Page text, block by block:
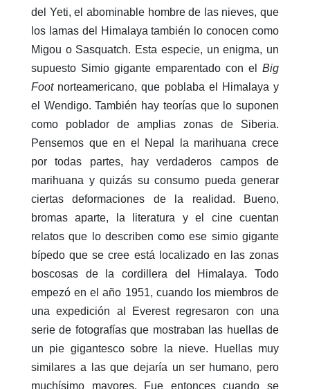
del Yeti, el abominable hombre de las nieves, que
los lamas del Himalaya también lo conocen como
Migou o Sasquatch. Esta especie, un enigma, un
supuesto Simio gigante emparentado con el Big
Footnorteamericano, que poblaba el Himalaya y
el Wendigo. También hay teorías que lo suponen
como poblador de amplias zonas de Siberia.
Pensemos que en el Nepal la marihuana crece
por todas partes, hay verdaderos campos de
marihuana y quizás su consumo pueda generar
ciertas deformaciones de la realidad. Bueno,
bromas aparte, la literatura y el cine cuentan
relatos que lo describen como ese simio gigante
bípedo que se cree está localizado en las zonas
boscosas de la cordillera del Himalaya. Todo
empezó en el año 1951, cuando los miembros de
una expedición al Everest regresaron con una
serie de fotografías que mostraban las huellas de
un pie gigantesco sobre la nieve. Huellas muy
similares a las que dejaría un ser humano, pero
muchísimo mayores. Fue entonces cuando se